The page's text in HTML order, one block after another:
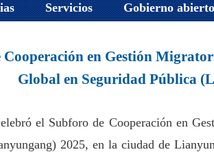
Servicios Gobierno abierto
Cooperación en Gestión
Global en Seguridad Pública
el Subforo de Cooperación en
2025, en la ciudad de